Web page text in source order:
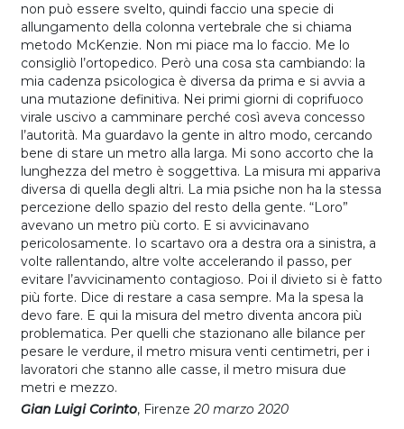
non può essere svelto, quindi faccio una specie di
allungamento della colonna vertebrale che si chiama
metodo McKenzie. Non mi piace ma lo faccio. Me lo
consigliò l’ortopedico. Però una cosa sta cambiando: la
mia cadenza psicologica è diversa da prima e si avvia a
una mutazione definitiva. Nei primi giorni di coprifuoco
virale uscivo a camminare perché così aveva concesso
l’autorità. Ma guardavo la gente in altro modo, cercando
bene di stare un metro alla larga. Mi sono accorto che la
lunghezza del metro è soggettiva. La misura mi appariva
diversa di quella degli altri. La mia psiche non ha la stessa
percezione dello spazio del resto della gente. “Loro”
avevano un metro più corto. E si avvicinavano
pericolosamente. Io scartavo ora a destra ora a sinistra, a
volte rallentando, altre volte accelerando il passo, per
evitare l’avvicinamento contagioso. Poi il divieto si è fatto
più forte. Dice di restare a casa sempre. Ma la spesa la
devo fare. E qui la misura del metro diventa ancora più
problematica. Per quelli che stazionano alle bilance per
pesare le verdure, il metro misura venti centimetri, per i
lavoratori che stanno alle casse, il metro misura due
metri e mezzo.
Gian Luigi Corinto, Firenze 20 marzo 2020